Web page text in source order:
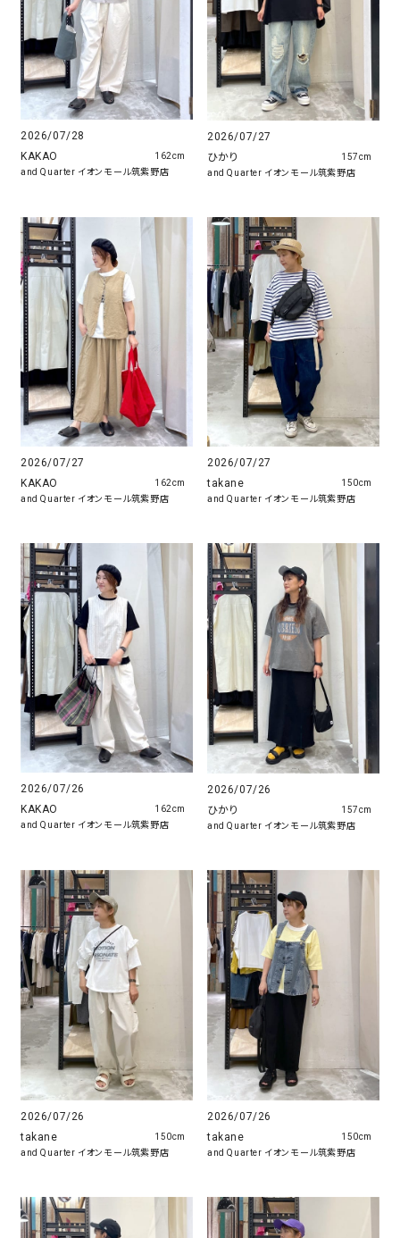
2026/07/28
KAKAO
and Quarter イオンモール筑紫野店
162cm
2026/07/27
ひかり
and Quarter イオンモール筑紫野店
157cm
2026/07/27
KAKAO
and Quarter イオンモール筑紫野店
162cm
2026/07/27
takane
and Quarter イオンモール筑紫野店
150cm
2026/07/26
KAKAO
and Quarter イオンモール筑紫野店
162cm
2026/07/26
ひかり
and Quarter イオンモール筑紫野店
157cm
2026/07/26
takane
and Quarter イオンモール筑紫野店
150cm
2026/07/26
takane
and Quarter イオンモール筑紫野店
150cm